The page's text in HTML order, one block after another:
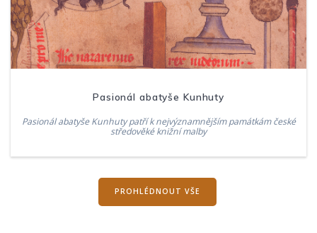
Pasionál abatyše Kunhuty
Pasionál abatyše Kunhuty patří k nejvýznamnějším památkám české
středověké knižní malby
PROHLÉDNOUT VŠE